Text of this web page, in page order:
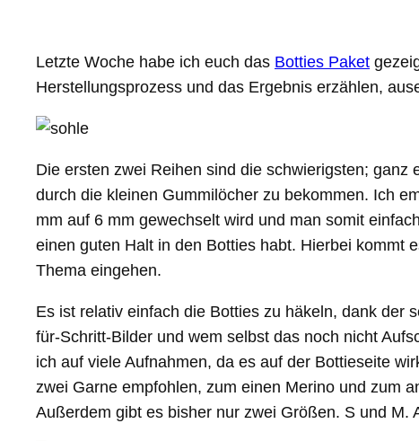
Letzte Woche habe ich euch das Botties Paket
Herstellungsprozess und das Ergebnis erzählen,
Die ersten zwei Reihen sind die schwierigsten;
durch die kleinen Gummilöcher zu bekommen. Ich
mm auf 6 mm gewechselt wird und man somit
einen guten Halt in den Botties habt. Hierbei kommt
Thema eingehen.
Es ist relativ einfach die Botties zu häkeln, dank der
für-Schritt-Bilder und wem selbst das noch nicht
ich auf viele Aufnahmen, da es auf der Bottieseite
zwei Garne empfohlen, zum einen Merino und zum
Außerdem gibt es bisher nur zwei Größen. S und M.